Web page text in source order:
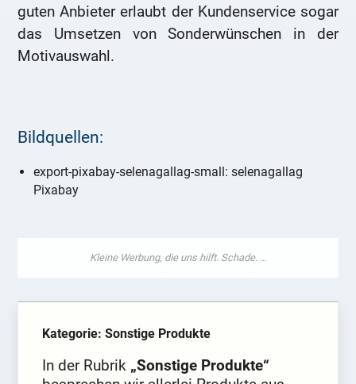
guten Anbieter erlaubt der Kundenservice sogar
das Umsetzen von Sonderwünschen in der
Motivauswahl.
Bildquellen:
export-pixabay-selenagallag-small: selenagallag
Pixabay
Kategorie: Sonstige Produkte
In der Rubrik „Sonstige Produkte“